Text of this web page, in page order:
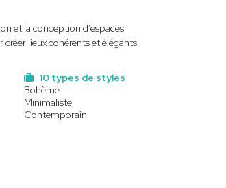
et la conception d’espaces
créer lieux cohérents et élégants.
10 types de styles
Bohème
Minimaliste
Contemporain